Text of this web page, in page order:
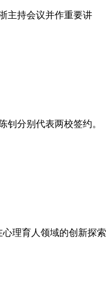
主持会议并作重要讲
分别代表两校签约。
理育人领域的创新探索